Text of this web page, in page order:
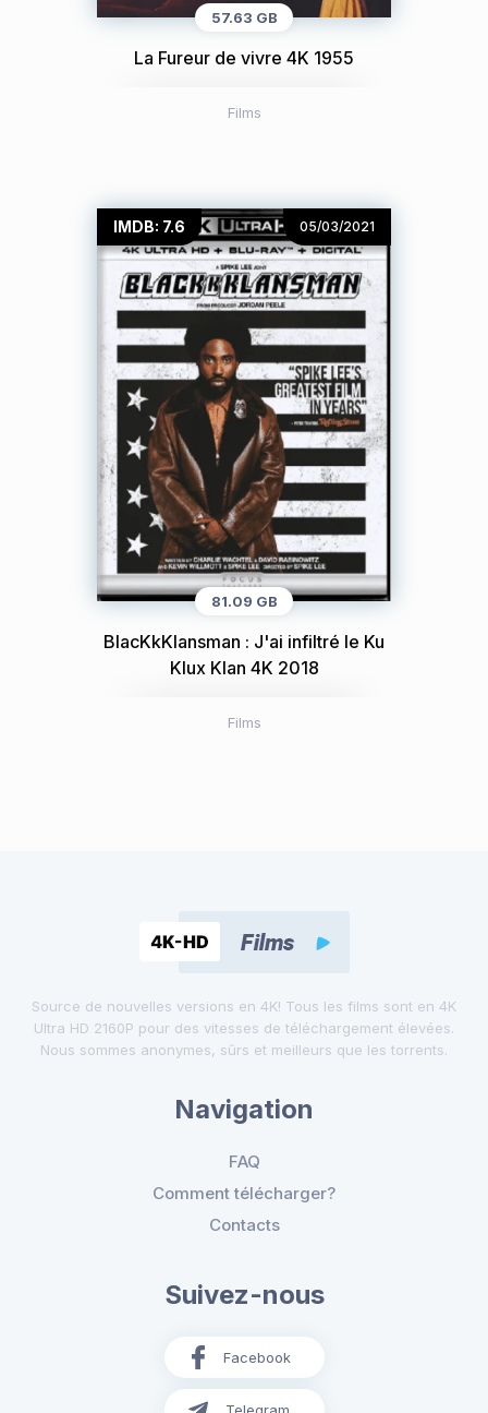
57.63 GB
La Fureur de vivre 4K 1955
Films
IMDB: 7.6 05/03/2021
81.09 GB
BlacKkKlansman : J'ai infiltré le Ku
Klux Klan 4K 2018
Films
Source de nouvelles versions en 4K! Tous les films sont en 4K
Ultra HD 2160P pour des vitesses de téléchargement élevées.
Nous sommes anonymes, sûrs et meilleurs que les torrents.
Navigation
FAQ
Comment télécharger?
Contacts
Suivez-nous
Facebook
Telegram